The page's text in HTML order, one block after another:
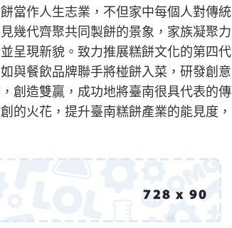
當作人生志業，不但家中每個人對傳統
幾代齊聚共同製餅的景象，家族凝聚力
呈現新貌。致力推展糕餅文化的第四代
與餐飲品牌聯手將椪餅入菜，研發創意
創造雙贏，成功地將臺南很具代表的傳
的火花，提升臺南糕餅產業的能見度，